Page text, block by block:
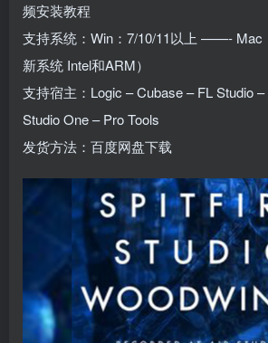
频安装教程
支持系统：Win：7/10/11以上 ——- Mac
新系统 Intel和ARM）
支持宿主：Logic – Cubase – FL Studio
Studio One – Pro Tools
发货方法：百度网盘下载